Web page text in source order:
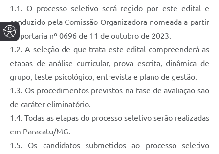
1.1. O processo seletivo será regido por este edital e
conduzido pela Comissão Organizadora nomeada a partir
da portaria nº 0696 de 11 de outubro de 2023.
1.2. A seleção de que trata este edital compreenderá as
etapas de análise curricular, prova escrita, dinâmica de
grupo, teste psicológico, entrevista e plano de gestão.
1.3. Os procedimentos previstos na fase de avaliação são
de caráter eliminatório.
1.4. Todas as etapas do processo seletivo serão realizadas
em Paracatu/MG.
1.5. Os candidatos submetidos ao processo seletivo